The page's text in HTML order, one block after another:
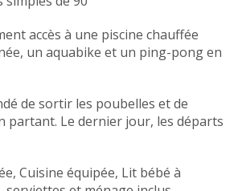
accès à une piscine chauffée
un aquabike et un ping-pong en
de sortir les poubelles et de
partant. Le dernier jour, les départs
Cuisine équipée, Lit bébé à